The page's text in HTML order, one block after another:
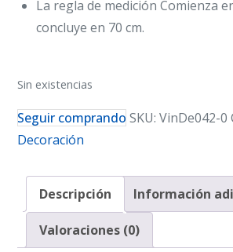
La regla de medición Comienza
concluye en 70 cm.
Sin existencias
Seguir comprando SKU:VinDe042-0
Decoración
Descripción Información
Valoraciones (0)